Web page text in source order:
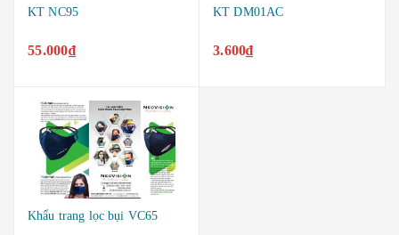
KT NC95
55.000₫
KT DM01AC
3.600₫
Khẩu trang lọc bụi VC65